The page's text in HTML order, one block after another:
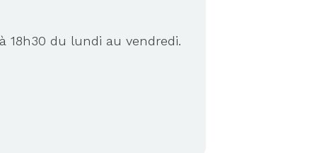
18h30 du lundi au vendredi.